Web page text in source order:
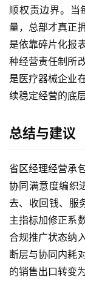
顺权责边界。当
量，总部才真正
是依靠碎片化报
种经营责任制所
是医疗器械企业
续稳定经营的底层
总结与建议
省区经理经营承
协同满意度编织
去、收回钱、服
主指标加修正系
合规推广状态纳
断层与协同内耗
的销售出口转变